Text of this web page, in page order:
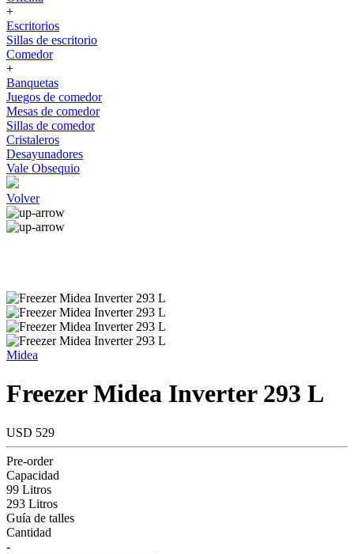
+
Escritorios
Sillas de escritorio
Comedor
+
Banquetas
Juegos de comedor
Mesas de comedor
Sillas de comedor
Cristaleros
Desayunadores
Vale Obsequio
Volver
Midea
Freezer Midea Inverter 293 L
USD 529
Pre-order
Capacidad
99 Litros
293 Litros
Guía de talles
Cantidad
-